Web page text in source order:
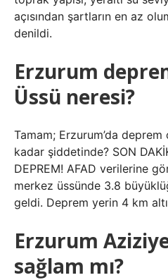
açısından şartların en az
denildi.
Erzurum
Üssü neresi?
Tamam; Erzurum’da
kadar şiddetinde? SON
DEPREM! AFAD verilerine
merkez üssünde 3.8
geldi. Deprem yerin 4 km
Erzurum
sağlam mı?